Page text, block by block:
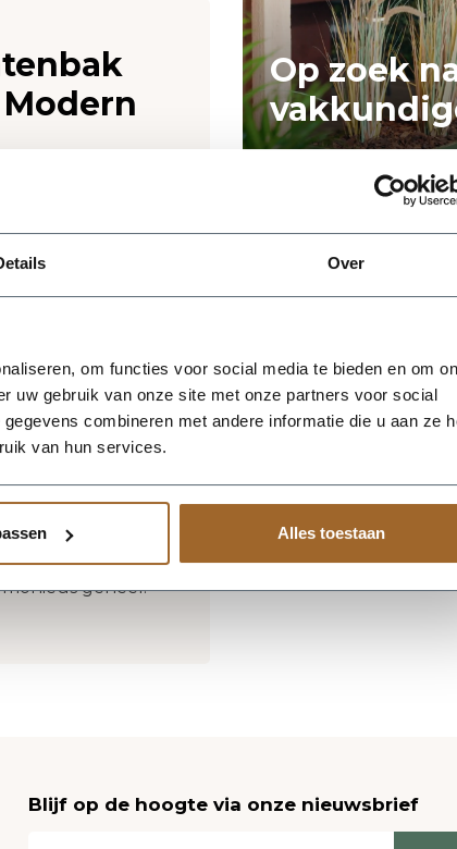
Over
om functies voor social media te bieden en om
uw gebruik van onze site met onze partners voor social
combineren met andere informatie die u aan ze
van hun services.
Alles toestaan
Mocht
je op.
brengt direct
de
mooi
kleur natural
groen extra
waardoor de
te verliezen.
afwerking in
geschikt voor
meerdere
geheel.
Op zoek
Neem contact op of
Stel je vraag
Blijf op de hoogte via onze nieuwsbrief